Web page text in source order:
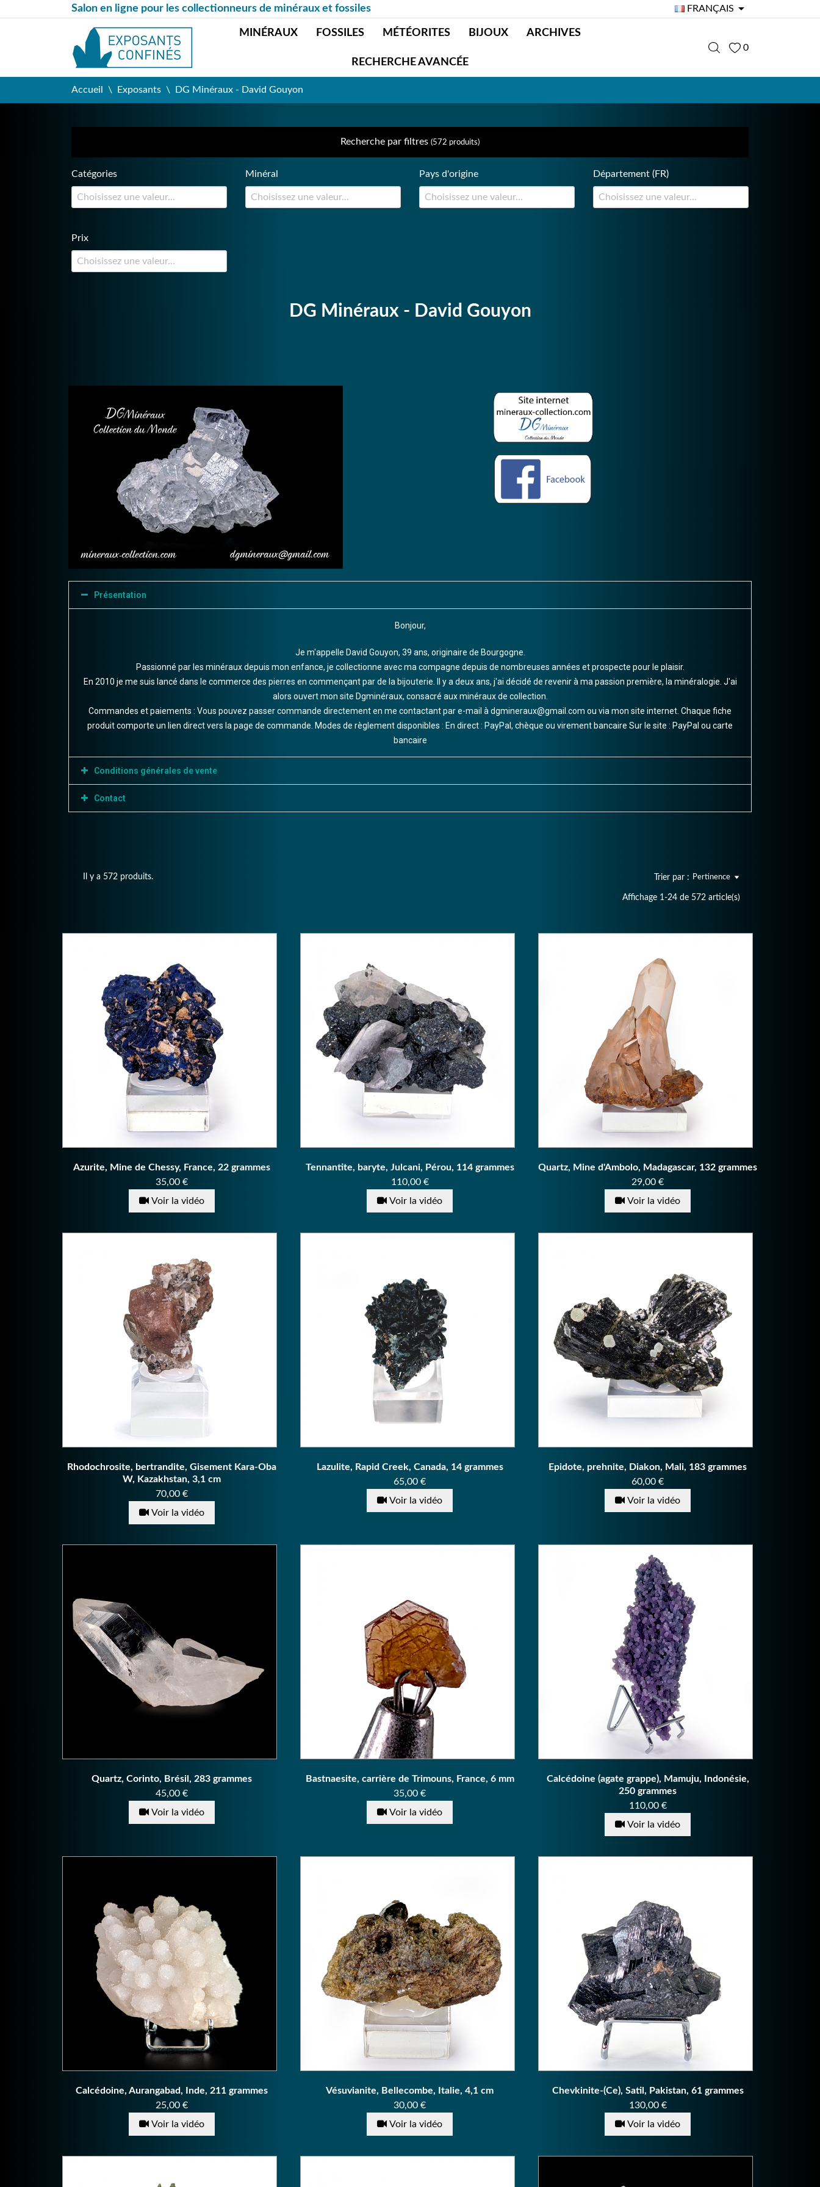
Salon en ligne pour les collectionneurs de minéraux et fossiles FRANÇAIS 
MINÉRAUX FOSSILES MÉTÉORITES BIJOUX ARCHIVES
RECHERCHE AVANCÉE
0
Accueil Exposants DG Minéraux - David Gouyon
Recherche par filtres (572 produits)
Catégories Minéral Pays d'origine Département (FR)
Prix
DG Minéraux - David Gouyon
Présentation
Bonjour,
Je m'appelle David Gouyon, 39 ans, originaire de Bourgogne.
Passionné par les minéraux depuis mon enfance, je collectionne avec ma compagne depuis de nombreuses années et prospecte pour le plaisir.
En 2010 je me suis lancé dans le commerce des pierres en commençant par de la bijouterie. Il y a deux ans, j'ai décidé de revenir à ma passion première, la minéralogie. J'ai
alors ouvert mon site Dgminéraux, consacré aux minéraux de collection.
Commandes et paiements : Vous pouvez passer commande directement en me contactant par e-mail à dgmineraux@gmail.com ou via mon site internet. Chaque fiche
produit comporte un lien direct vers la page de commande. Modes de règlement disponibles : En direct : PayPal, chèque ou virement bancaire Sur le site : PayPal ou carte
bancaire
Conditions générales de vente
Contact
Il y a 572 produits. Trier par : Pertinence
Affichage 1-24 de 572 article(s)
Azurite, Mine de Chessy, France, 22 grammes
Prix
35,00 €
Voir la vidéo
Tennantite, baryte, Julcani, Pérou, 114 grammes
Prix
110,00 €
Voir la vidéo
Quartz, Mine d'Ambolo, Madagascar, 132 grammes
Prix
29,00 €
Voir la vidéo
Rhodochrosite, bertrandite, Gisement Kara-Oba
W, Kazakhstan, 3,1 cm
Prix
70,00 €
Voir la vidéo
Lazulite, Rapid Creek, Canada, 14 grammes
Prix
65,00 €
Voir la vidéo
Epidote, prehnite, Diakon, Mali, 183 grammes
Prix
60,00 €
Voir la vidéo
Quartz, Corinto, Brésil, 283 grammes
Prix
45,00 €
Voir la vidéo
Bastnaesite, carrière de Trimouns, France, 6 mm
Prix
35,00 €
Voir la vidéo
Calcédoine (agate grappe), Mamuju, Indonésie,
250 grammes
Prix
110,00 €
Voir la vidéo
Calcédoine, Aurangabad, Inde, 211 grammes
Prix
25,00 €
Voir la vidéo
Vésuvianite, Bellecombe, Italie, 4,1 cm
Prix
30,00 €
Voir la vidéo
Chevkinite-(Ce), Satil, Pakistan, 61 grammes
Prix
130,00 €
Voir la vidéo